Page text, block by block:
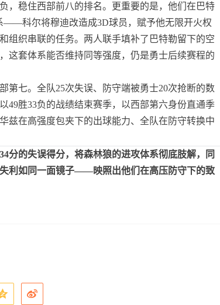
，稳住西部前八的排名。更重要的是，他们在巴特
——科尔将穆迪改造成3D球员，赋予他无限开火权
组织串联的任务。两人联手填补了巴特勒留下的空
套体系能否维持同等强度，仍是勇士后续赛程的
第七。全队25次失误、防守端被勇士20次抢断的数
49胜33负的战绩结束赛季，以西部第六身份直通季
在高强度包夹下的出球能力、全队在防守转换中
分的失误得分，将森林狼的进攻体系彻底肢解，同
利如同一面镜子——映照出他们在高压防守下的致